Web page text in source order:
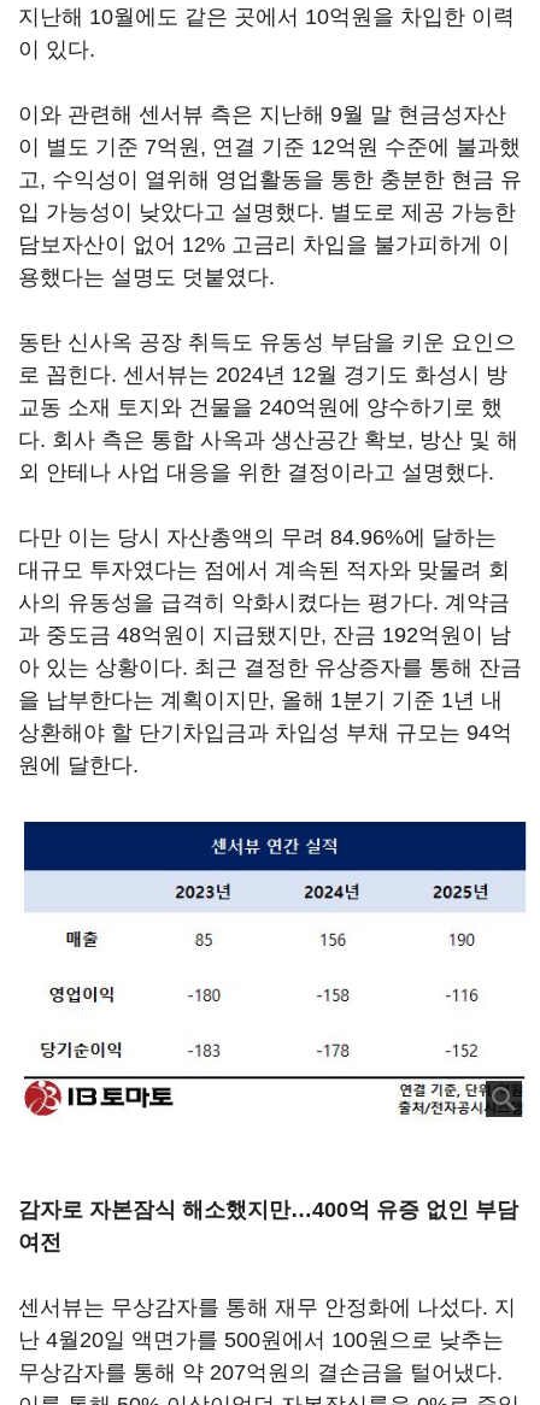
지난해 10월에도 같은 곳에서 10억원을 차입한 이력
이 있다.
이와 관련해 센서뷰 측은 지난해 9월 말 현금성자산
이 별도 기준 7억원, 연결 기준 12억원 수준에 불과했
고, 수익성이 열위해 영업활동을 통한 충분한 현금 유
입 가능성이 낮았다고 설명했다. 별도로 제공 가능한
담보자산이 없어 12% 고금리 차입을 불가피하게 이
용했다는 설명도 덧붙였다.
동탄 신사옥 공장 취득도 유동성 부담을 키운 요인으
로 꼽힌다. 센서뷰는 2024년 12월 경기도 화성시 방
교동 소재 토지와 건물을 240억원에 양수하기로 했
다. 회사 측은 통합 사옥과 생산공간 확보, 방산 및 해
외 안테나 사업 대응을 위한 결정이라고 설명했다.
다만 이는 당시 자산총액의 무려 84.96%에 달하는
대규모 투자였다는 점에서 계속된 적자와 맞물려 회
사의 유동성을 급격히 악화시켰다는 평가다. 계약금
과 중도금 48억원이 지급됐지만, 잔금 192억원이 남
아 있는 상황이다. 최근 결정한 유상증자를 통해 잔금
을 납부한다는 계획이지만, 올해 1분기 기준 1년 내
상환해야 할 단기차입금과 차입성 부채 규모는 94억
원에 달한다.
감자로 자본잠식 해소했지만…400억 유증 없인 부담
여전
센서뷰는 무상감자를 통해 재무 안정화에 나섰다. 지
난 4월20일 액면가를 500원에서 100원으로 낮추는
무상감자를 통해 약 207억원의 결손금을 털어냈다.